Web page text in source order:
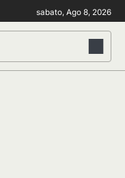
sabato, Ago 8, 2026